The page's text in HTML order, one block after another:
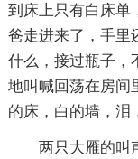
到床上只有白床单
爸走进来了，手里
什么，接过瓶子，
地叫喊回荡在房间
的床，白的墙，泪
两只大雁的叫